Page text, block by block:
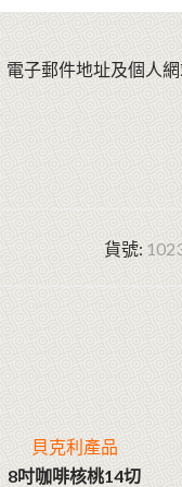
子郵件地址及個人
貨號:
貝克利產品
8吋咖啡核桃14切